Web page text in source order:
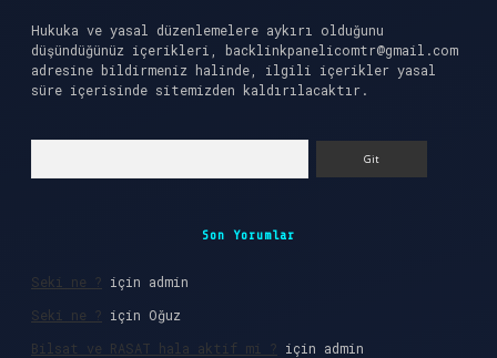
Hukuka ve yasal düzenlemelere aykırı olduğunu
düşündüğünüz içerikleri, backlinkpanelicomtr@gmail.com
adresine bildirmeniz halinde, ilgili içerikler yasal
süre içerisinde sitemizden kaldırılacaktır.
Son Yorumlar
Seki ne ? için admin
Seki ne ? için Oğuz
Bilsat ve RASAT hala aktif mi ? için admin